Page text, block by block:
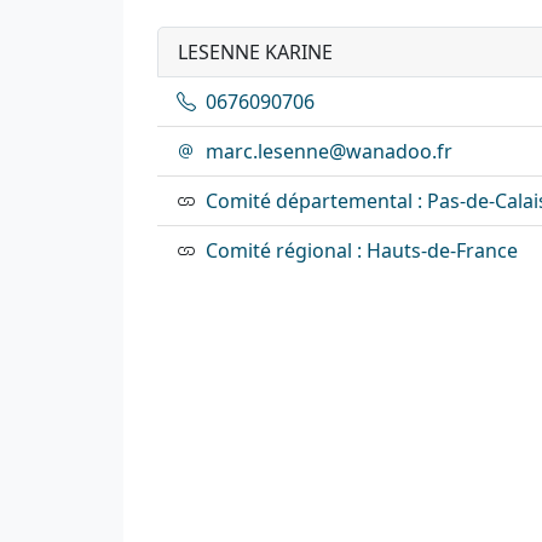
LESENNE KARINE
0676090706
marc.lesenne@wanadoo.fr
Comité départemental : Pas-de-
Comité régional : Hauts-de-France